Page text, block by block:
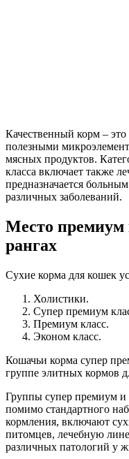
Качественный корм –
полезными
мясных продуктов.
класса включает также
предназначается
различных заболеваний.
Место премиум
рангах
Сухие корма для кошек
Холистики.
Супер премиум
Премиум класс.
Эконом класс.
Кошачьи корма супер
группе элитных кормов
Группы супер премиум и
помимо стандартного
кормления, включают
питомцев, лечебную
различных патологий у